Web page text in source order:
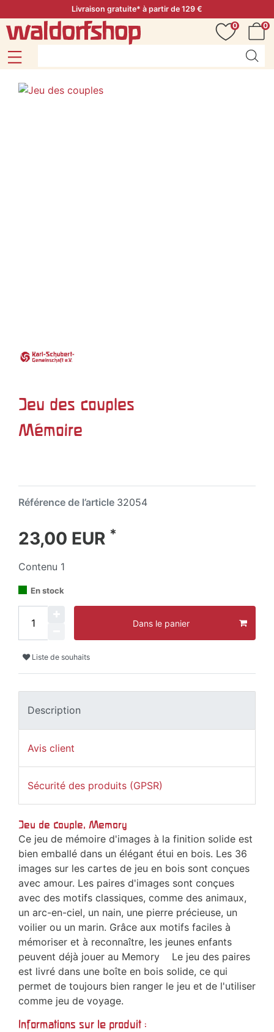
Livraison gratuite* à partir de 129 €
0
0
Jeu des couples
Mémoire
Référence de l’article 32054
23,00 EUR *
Contenu 1
En stock
Dans le panier
Liste de souhaits
Description
Avis client
Sécurité des produits (GPSR)
Jeu de couple, Memory
Ce jeu de mémoire d'images à la finition solide est
bien emballé dans un élégant étui en bois. Les 36
images sur les cartes de jeu en bois sont conçues
avec amour. Les paires d'images sont conçues
avec des motifs classiques, comme des animaux,
un arc-en-ciel, un nain, une pierre précieuse, un
voilier ou un marin. Grâce aux motifs faciles à
mémoriser et à reconnaître, les jeunes enfants
peuvent déjà jouer au Memory Le jeu des paires
est livré dans une boîte en bois solide, ce qui
permet de toujours bien ranger le jeu et de l'utiliser
comme jeu de voyage.
Informations sur le produit :